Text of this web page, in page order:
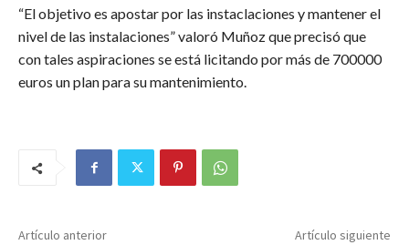
“El objetivo es apostar por las instaclaciones y mantener el
nivel de las instalaciones” valoró Muñoz que precisó que
con tales aspiraciones se está licitando por más de 700000
euros un plan para su mantenimiento.
Artículo anterior Artículo siguiente